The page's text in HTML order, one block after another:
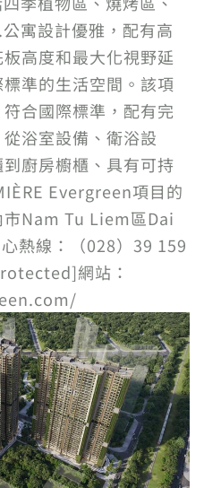
寓設計優雅，配有高
高度和最大化視野延
準的生活空間。該項
合國際標準，配有完
浴室設備、衛浴設
廚房櫥櫃、具有可持
Evergreen項目的
市Nam Tu Liem區Dai
熱線：（028）39 159
網站：